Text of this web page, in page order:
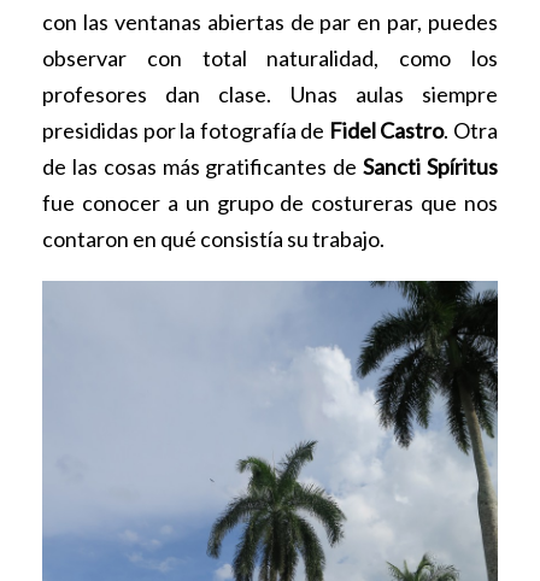
con las ventanas abiertas de par en par, puedes
observar con total naturalidad, como los
profesores dan clase. Unas aulas siempre
presididas por la fotografía de Fidel Castro. Otra
de las cosas más gratificantes deSancti Spíritus
fue conocer a un grupo de costureras que nos
contaron en qué consistía su trabajo.